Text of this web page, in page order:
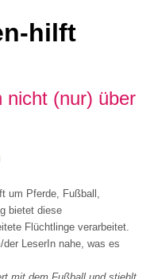
nicht (nur) über
um Pferde, Fußball,
bietet diese
Flüchtlinge verarbeitet.
LeserIn nahe, was es